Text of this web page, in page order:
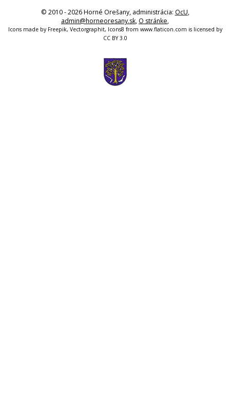
© 2010 - 2026 Horné Orešany, administrácia: OcU,
admin@horneoresany.sk, O stránke,
Icons made by Freepik, Vectorgraphit, Icons8 from www.flaticon.com is licensed by
CC BY 3.0